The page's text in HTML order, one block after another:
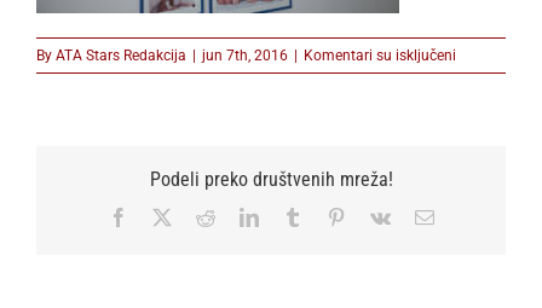
By ATA Stars Redakcija | jun 7th, 2016 | Komentari su isključeni
Otvaranje
Podeli preko društvenih mreža!
Facebook RedditLinkedInTumblr Pinterest
Vk Email